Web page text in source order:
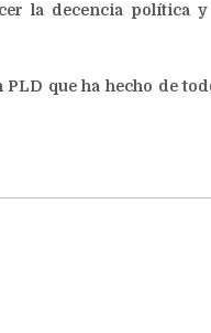
la decencia política
que ha hecho de